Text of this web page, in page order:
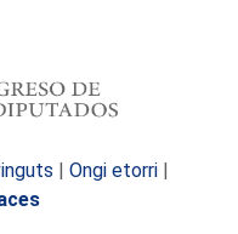
| Ongi etorri |